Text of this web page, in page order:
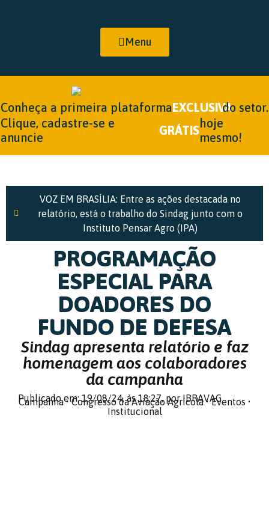
Menu
Conheça a primeira plataformaEXCLUSIVAdo setor.
Clique, cadastre-se e
anuncie
GRÁTIS
hoje
mesmo!
VOZ EM BRASÍLIA: Entre as ações destacada no
relatório, está o trabalho do Sindag junto com o
Instituto Pensar Agro (IPA)
PROGRAMAÇÃO
ESPECIAL PARA
DOADORES DO
FUNDO DE DEFESA
Sindag apresenta relatório e faz
homenagem aos colaboradores
da campanha
Publicado em: 19/08/24,às 18:27,por IBRAVAG
Campanha•Congresso da Aviação Agrícola•Eventos •
Institucional